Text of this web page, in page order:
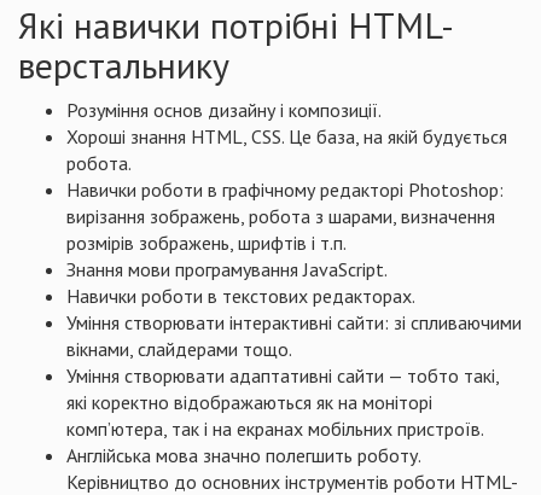
Які навички потрібні HTML-
верстальнику
Розуміння основ дизайну і композиції.
Хороші знання HTML, CSS. Це база, на якій будується
робота.
Навички роботи в графічному редакторі Photoshop:
вирізання зображень, робота з шарами, визначення
розмірів зображень, шрифтів і т.п.
Знання мови програмування JavaScript.
Навички роботи в текстових редакторах.
Уміння створювати інтерактивні сайти: зі спливаючими
вікнами, слайдерами тощо.
Уміння створювати адаптативні сайти — тобто такі,
які коректно відображаються як на моніторі
комп’ютера, так і на екранах мобільних пристроїв.
Англійська мова значно полегшить роботу.
Керівництво до основних інструментів роботи HTML-